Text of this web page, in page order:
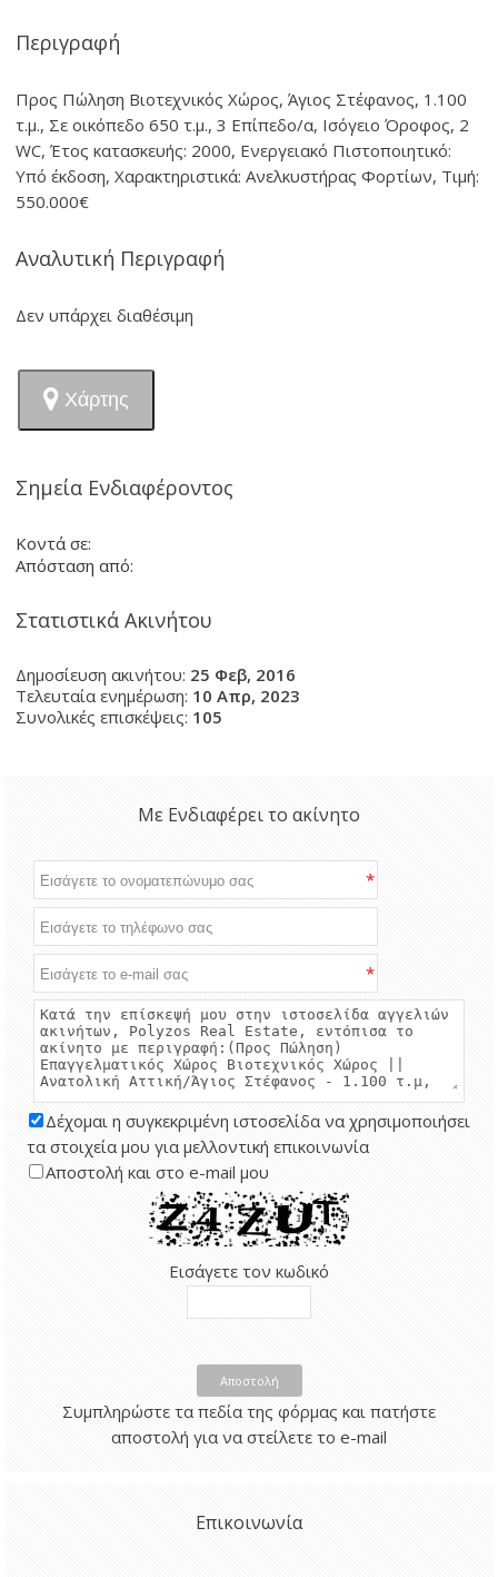
Περιγραφή
Προς Πώληση Βιοτεχνικός Χώρος, Άγιος Στέφανος, 1.100
τ.μ., Σε οικόπεδο 650 τ.μ., 3 Επίπεδο/α, Ισόγειο Όροφος, 2
WC, Έτος κατασκευής: 2000, Ενεργειακό Πιστοποιητικό:
Υπό έκδοση, Χαρακτηριστικά: Ανελκυστήρας Φορτίων, Τιμή:
550.000€
Αναλυτική Περιγραφή
Δεν υπάρχει διαθέσιμη
Χάρτης
Σημεία Ενδιαφέροντος
Κοντά σε:
Απόσταση από:
Στατιστικά Ακινήτου
Δημοσίευση ακινήτου: 25 Φεβ, 2016
Τελευταία ενημέρωση: 10 Απρ, 2023
Συνολικές επισκέψεις: 105
Με Ενδιαφέρει το ακίνητο
*
*
Δέχομαι η συγκεκριμένη ιστοσελίδα να χρησιμοποιήσει
τα στοιχεία μου για μελλοντική επικοινωνία
Αποστολή και στο e-mail μου
Εισάγετε τον κωδικό
Αποστολή
Συμπληρώστε τα πεδία της φόρμας και πατήστε
αποστολή για να στείλετε το e-mail
Επικοινωνία